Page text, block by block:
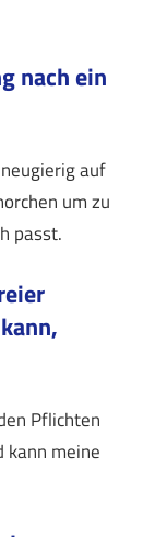
nach ein
auf
um zu
passt.
Pflichten
kann meine